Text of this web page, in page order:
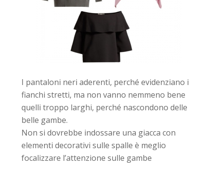
I pantaloni neri aderenti, perché evidenziano i
fianchi stretti, ma non vanno nemmeno bene
quelli troppo larghi, perché nascondono delle
belle gambe.
Non si dovrebbe indossare una giacca con
elementi decorativi sulle spalle è meglio
focalizzare l’attenzione sulle gambe